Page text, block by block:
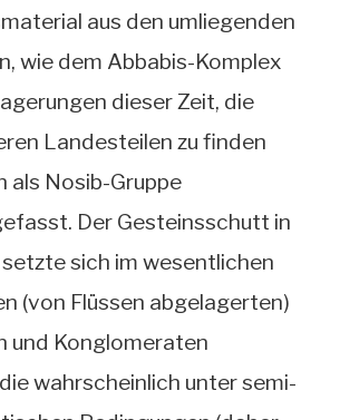
aus den umliegenden
wie dem Abbabis-Komplex
dieser Zeit, die
Landesteilen zu finden
als Nosib-Gruppe
Der Gesteinsschutt in
sich im wesentlichen
(von Flüssen abgelagerten)
und Konglomeraten
wahrscheinlich unter semi-